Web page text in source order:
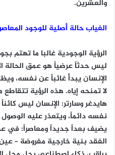
والعشرين.
الغياب حالة أصلية للوجود
الرؤية الوجودية غالبا ما تهتم
ليس حدثاً عرضياً هو عمق الحالة
الإنسان يبدأ غائباً عن نفسه،
لا تمنحه إياه. هذه الرؤية
هايدغر وسارتر: الإنسان ليس
نفسه دائماً، ويتعذر عليه
يضيف بعداً جديداً ومعاصراً: في
الفقد بنية خارجية مفروضة –